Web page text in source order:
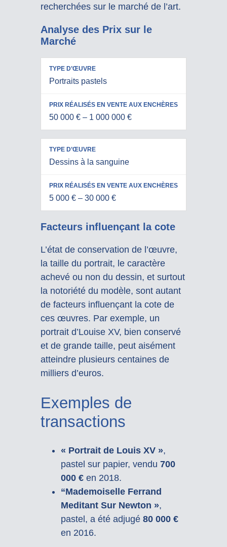
recherchées sur le marché de l’art.
Analyse des Prix sur le
Marché
D’ŒUVRE
RÉALISÉS
AUX
ENCHÈRES
Portraits pastels
50 000 € – 1 000 000 €
Dessins à la sanguine
5 000 € – 30 000 €
Facteurs influençant la cote
L’état de conservation de l’œuvre,
la taille du portrait, le caractère
achevé ou non du dessin, et surtout
la notoriété du modèle, sont autant
de facteurs influençant la cote de
ces œuvres. Par exemple, un
portrait d’Louise XV, bien conservé
et de grande taille, peut aisément
atteindre plusieurs centaines de
milliers d’euros.
Exemples de
transactions
« Portrait de Louis XV »,
pastel sur papier, vendu 700
000 €en 2018.
“Mademoiselle Ferrand
Meditant Sur Newton »,
pastel, a été adjugé 80 000 €
en 2016.